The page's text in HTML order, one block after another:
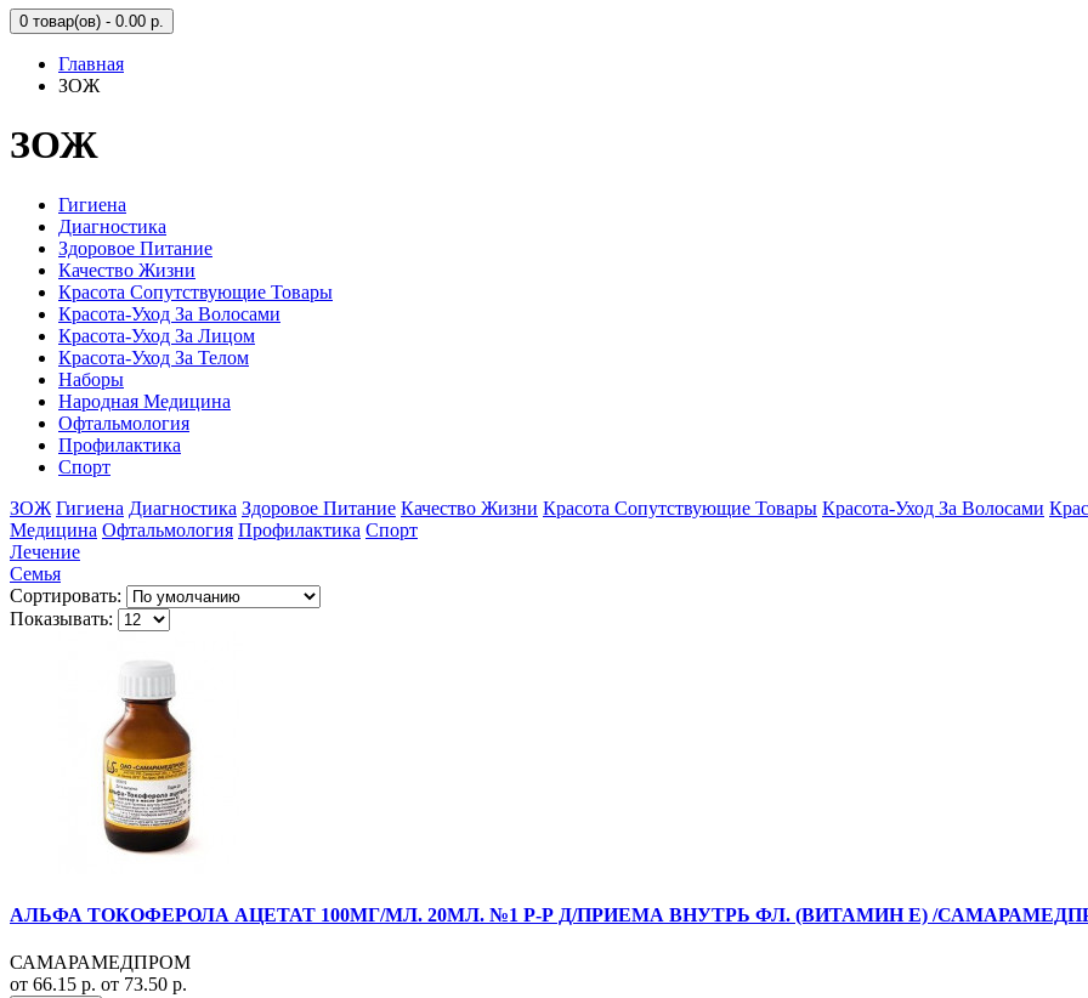
0 товар(ов) - 0.00 р.
Главная
ЗОЖ
ЗОЖ
Гигиена
Диагностика
Здоровое Питание
Качество Жизни
Красота Сопутствующие Товары
Красота-Уход За Волосами
Красота-Уход За Лицом
Красота-Уход За Телом
Наборы
Народная Медицина
Офтальмология
Профилактика
Спорт
ЗОЖ Гигиена Диагностика Здоровое Питание Качество Жизни Красота Сопутствующие Товары Красота-Уход За Волосами
Медицина Офтальмология Профилактика Спорт
Лечение
Семья
Сортировать:
Показывать:
АЛЬФА ТОКОФЕРОЛА АЦЕТАТ 100МГ/МЛ. 20МЛ. №1 Р-Р Д/ПРИЕМА ВНУТРЬ ФЛ. (ВИТАМИН Е) /
САМАРАМЕДПРОМ
от 66.15 р. от 73.50 р.